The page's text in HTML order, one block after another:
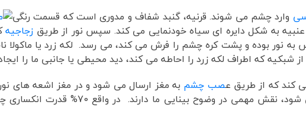
وارد چشم می شوند. قرنیه، گنبد شفاف و مدوری است که قسمت رنگی
به شکل دایره ای سیاه خودنمایی می کند. سپس نور از طریق زجاجیه
نور بوده و پشت کره چشم را فرش می کند، می رسد. لکه زرد یا ماکولا
شبکیه که اطراف لکه زرد را احاطه می کند، دید محیطی یا جانبی ما را
کند که از طریق عصب چشم به مغز ارسال می شود و در مغز اشعه های